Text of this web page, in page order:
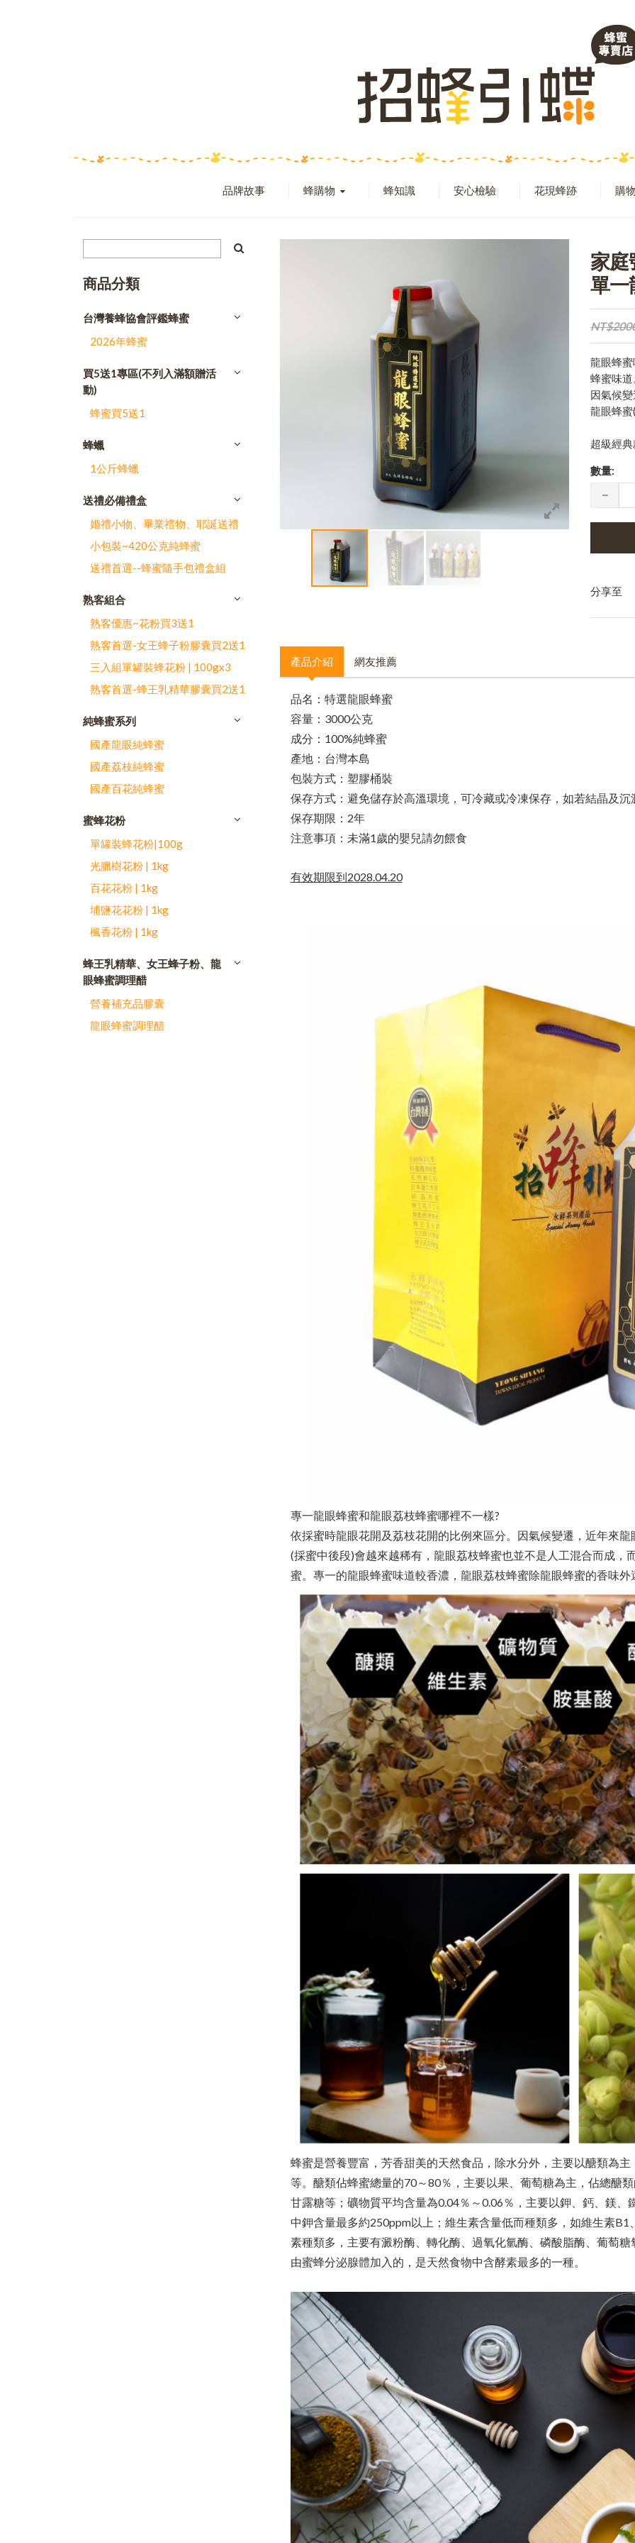
品牌故事 蜂購物 蜂知識 安心檢驗 花現蜂跡 購
商品分類
台灣養蜂協會評鑑蜂蜜
2026年蜂蜜
買5送1專區(不列入滿額贈活
動)
蜂蜜買5送1
蜂蠟
1公斤蜂蠟
送禮必備禮盒
婚禮小物、畢業禮物、耶誕送禮
小包裝~420公克純蜂蜜
送禮首選--蜂蜜隨手包禮盒組
熟客組合
熟客優惠~花粉買3送1
熟客首選-女王蜂子粉膠囊買2送1
三入組單罐裝蜂花粉 | 100gx3
熟客首選-蜂王乳精華膠囊買2送1
純蜂蜜系列
國產龍眼純蜂蜜
國產荔枝純蜂蜜
國產百花純蜂蜜
蜜蜂花粉
單罐裝蜂花粉|100g
光臘樹花粉 | 1kg
百花花粉 | 1kg
埔鹽花花粉 | 1kg
楓香花粉 | 1kg
蜂王乳精華、女王蜂子粉、龍
眼蜂蜜調理醋
營養補充品膠囊
龍眼蜂蜜調理醋
家庭
單一
龍眼蜂
蜂蜜味道
因氣候
龍眼蜂蜜
超級經
數量:
分享至
產品介紹 網友推薦
品名：特選龍眼蜂蜜
容量：3000公克
成分：100%純蜂蜜
產地：台灣本島
包裝方式：塑膠桶裝
保存方式：避免儲存於高溫環境，可冷藏或冷凍保存，如若結晶及沉
保存期限：2年
注意事項：未滿1歲的嬰兒請勿餵食
有效期限到2028.04.20
專一龍眼蜂蜜和龍眼荔枝蜂蜜哪裡不一樣?
依採蜜時龍眼花開及荔枝花開的比例來區分。因氣候變遷，近年來
(採蜜中後段)會越來越稀有，龍眼荔枝蜂蜜也並不是人工混合而成，
蜜。專一的龍眼蜂蜜味道較香濃，龍眼荔枝蜂蜜除龍眼蜂蜜的香味
蜂蜜是營養豐富，芳香甜美的天然食品，除水分外，主要以醣類為
等。醣類佔蜂蜜總量的70～80％，主要以果、葡萄糖為主，佔總醣
甘露糖等；礦物質平均含量為0.04％～0.06％，主要以鉀、鈣、鎂
中鉀含量最多約250ppm以上；維生素含量低而種類多，如維生素
素種類多，主要有澱粉酶、轉化酶、過氧化氫酶、磷酸脂酶、葡萄糖
由蜜蜂分泌腺體加入的，是天然食物中含酵素最多的一種。